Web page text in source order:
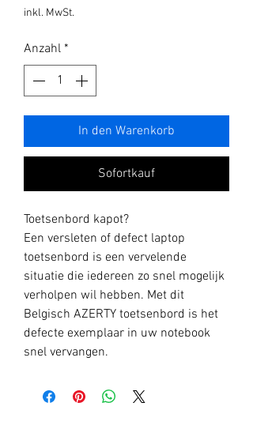
inkl. MwSt.
Anzahl *
In den Warenkorb
Sofortkauf
Toetsenbord kapot?
Een versleten of defect laptop
toetsenbord is een vervelende
situatie die iedereen zo snel mogelijk
verholpen wil hebben. Met dit
Belgisch AZERTY toetsenbord is het
defecte exemplaar in uw notebook
snel vervangen.